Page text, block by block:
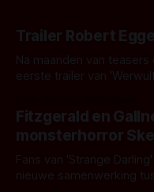
Trailer Robert
Na maanden van
eerste trailer van
kille stijl vol folklore en
het het al raden?)... de
Fitzgerald en
monsterhorror
Fans van 'Strange
nieuwe samenwerking